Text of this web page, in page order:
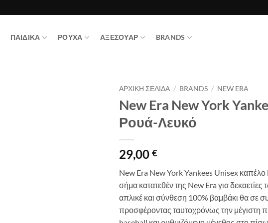
ΠΑΙΔΙΚΑ ΡΟΥΧΑ ΑΞΕΣΟΥΑΡ BRANDS
ΑΡΧΙΚΉ ΣΕΛΊΔΑ / BRANDS / NEW ERA
New Era New York
Ρουά-Λευκό
29,00 €
New Era New York Yankees Unisex
σήμα κατατεθέν της New Era για
απλικέ και σύνθεση 100% βαμβάκι θα σε
προσφέροντας ταυτοχρόνως την μέγιστη